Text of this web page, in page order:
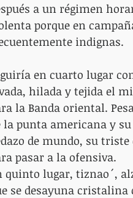
a un régimen
porque en
indignas.
en cuarto lugar
hilada y tejida el
la Banda oriental.
la punta americana y
de mundo, su
pasar a la ofensiva.
quinto lugar, tiznao´,
se desayuna cristalina